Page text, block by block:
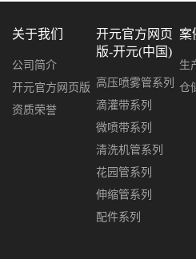
关于我们
公司简介
开元官方网页版
资质荣誉
开元官方网页
版-开元(中国)
高压喷雾管系列
滴灌带系列
微喷带系列
清洗机管系列
花园管系列
伸缩管系列
配件系列
案
生
仓